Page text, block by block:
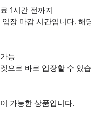
1시간 전까지
장 마감 시간입니다.
능
으로 바로 입장할 수 있
가능한 상품입니다.